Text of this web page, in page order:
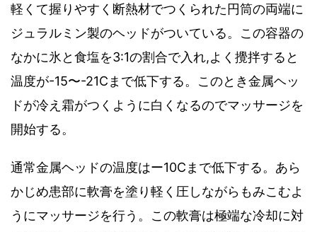
軽くて握りやすく断熱材でつくられた円筒の両端に
ジュラルミン製のヘッドがついている。 この容器の
なかに氷と食塩を3:1の割合で入れ,よく攪拌すると
温度が-15〜-21C まで低下する。 このとき金属ヘッ
ドが冷え霜がつくように白くなるのでマッサージを
開始する。
通常金属ヘッドの温度はー10C まで低下する。あら
かじめ患部に軟膏を塗り軽く圧しながらもみこむよ
うにマッサージを行う。この軟膏は極端な冷却に対